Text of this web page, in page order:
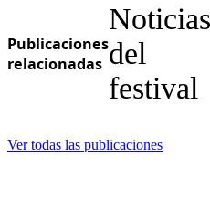
Publicaciones
relacionadas
Noticias
del
festival
Ver todas las publicaciones